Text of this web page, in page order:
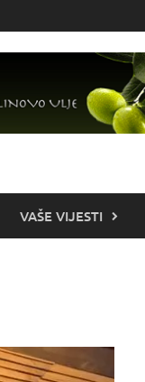
VAŠE VIJESTI